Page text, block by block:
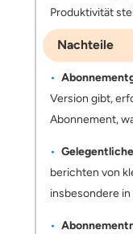
Produktivität
Nachteile
Version gibt,
Abonnement,
berichten von
insbesondere